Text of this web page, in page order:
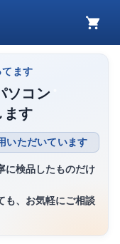
カ
ト
てます
ソコン
ます
いただいています
に検品したものだけ
も、お気軽にご相談